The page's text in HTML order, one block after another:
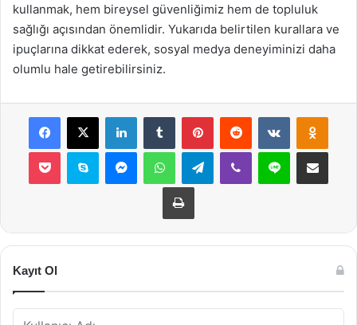
kullanmak, hem bireysel güvenliğimiz hem de topluluk
sağlığı açısından önemlidir. Yukarıda belirtilen kurallara ve
ipuçlarına dikkat ederek, sosyal medya deneyiminizi daha
olumlu hale getirebilirsiniz.
Facebook
X LinkedInTumblr PinterestReddit VKontakte
Pocket Skype MessengerWhatsAppTelegramViber Line E-Posta ile
Yazdır
Kayıt Ol